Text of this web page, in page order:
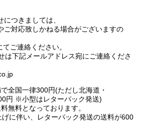
つきましては、
ご対応致しかねる場合がございますの
ご連絡ください。
は下記メールアドレス宛にご連絡くださ
全国一律300円(ただし北海道・
円 ※小型はレターパック発送)
無料となっております。
に伴い、レターパック発送の送料が600